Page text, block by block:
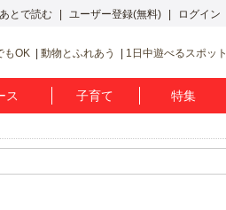
とで読む ユーザー登録(無料) ログイン
もOK 動物とふれあう 1日中遊べるスポット
ス 子育て 特集